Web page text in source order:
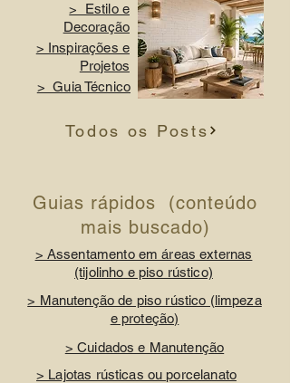
> Estilo e
Decoração
> Inspirações e
Projetos
> Guia Técnico
Todos os Posts
Guias rápidos (conteúdo
mais buscado)
> Assentamento em áreas externas
(tijolinho e piso rústico)
> Manutenção de piso rústico (limpeza
e proteção)
> Cuidados e Manutenção
> Lajotas rústicas ou porcelanato